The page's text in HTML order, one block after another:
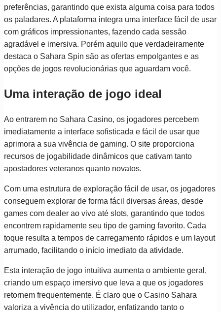
preferências, garantindo que exista alguma coisa para todos
os paladares. A plataforma integra uma interface fácil de usar
com gráficos impressionantes, fazendo cada sessão
agradável e imersiva. Porém aquilo que verdadeiramente
destaca o Sahara Spin são as ofertas empolgantes e as
opções de jogos revolucionárias que aguardam você.
Uma interação de jogo ideal
Ao entrarem no Sahara Casino, os jogadores percebem
imediatamente a interface sofisticada e fácil de usar que
aprimora a sua vivência de gaming. O site proporciona
recursos de jogabilidade dinâmicos que cativam tanto
apostadores veteranos quanto novatos.
Com uma estrutura de exploração fácil de usar, os jogadores
conseguem explorar de forma fácil diversas áreas, desde
games com dealer ao vivo até slots, garantindo que todos
encontrem rapidamente seu tipo de gaming favorito. Cada
toque resulta a tempos de carregamento rápidos e um layout
arrumado, facilitando o início imediato da atividade.
Esta interação de jogo intuitiva aumenta o ambiente geral,
criando um espaço imersivo que leva a que os jogadores
retornem frequentemente. É claro que o Casino Sahara
valoriza a vivência do utilizador, enfatizando tanto o